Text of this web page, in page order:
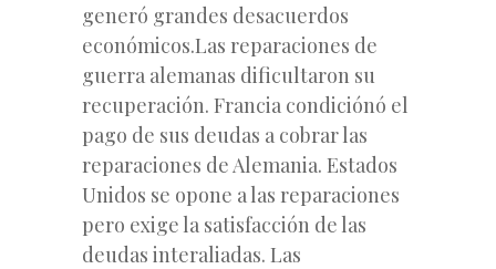
generó grandes desacuerdos
económicos.Las reparaciones de
guerra alemanas dificultaron su
recuperación. Francia condiciónó el
pago de sus deudas a cobrar las
reparaciones de Alemania. Estados
Unidos se opone a las reparaciones
pero exige la satisfacción de las
deudas interaliadas. Las